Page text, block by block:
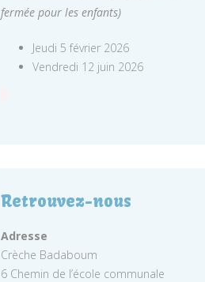
fermée pour les enfants)
Jeudi 5 février 2026
Vendredi 12 juin 2026
Retrouvez-nous
Adresse
Crèche Badaboum
6 Chemin de l’école communale